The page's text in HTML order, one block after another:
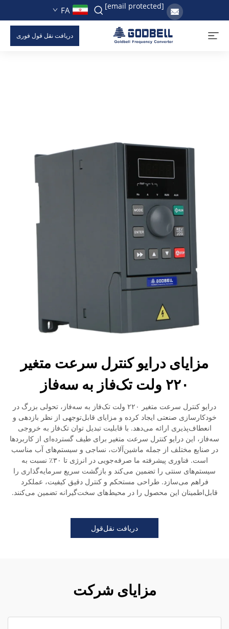
[email protected]
FA
دریافت نقل قول فوری
مزایای درایو کنترل سرعت متغیر
۲۲۰ ولت تک‌فاز به سه‌فاز
درایو کنترل سرعت متغیر ۲۲۰ ولت تک‌فاز به سه‌فاز، تحولی بزرگ در
خودکارسازی صنعتی ایجاد کرده و مزایای قابل‌توجهی از نظر بازدهی و
انعطاف‌پذیری ارائه می‌دهد. با قابلیت تبدیل توان تک‌فاز به خروجی
سه‌فاز، این درایو کنترل سرعت متغیر برای طیف گسترده‌ای از کاربردها
در صنایع مختلف از جمله ماشین‌آلات، نساجی و سیستم‌های آب مناسب
است. فناوری پیشرفته ما صرفه‌جویی در انرژی تا ۳۰٪ نسبت به
سیستم‌های سنتی را تضمین می‌کند و بازگشت سریع سرمایه‌گذاری را
فراهم می‌سازد. طراحی مستحکم و کنترل دقیق کیفیت، عملکرد
قابل‌اطمینان این محصول را در محیط‌های سخت‌گیرانه تضمین می‌کنند.
دریافت نقل‌قول
مزایای شرکت